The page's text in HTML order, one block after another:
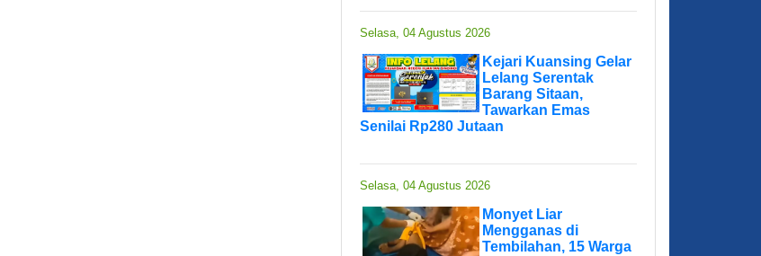
Selasa, 04 Agustus 2026
Kejari Kuansing Gelar
Lelang Serentak
Barang Sitaan,
Tawarkan Emas
Senilai Rp280 Jutaan
Selasa, 04 Agustus 2026
Monyet Liar
Mengganas di
Tembilahan, 15 Warga